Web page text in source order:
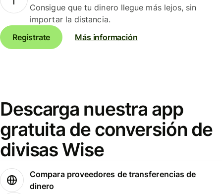
Consigue que tu dinero llegue más lejos, sin
importar la distancia.
Regístrate
Más información
Descarga nuestra app
gratuita de conversión de
divisas Wise
Compara proveedores de transferencias de
dinero